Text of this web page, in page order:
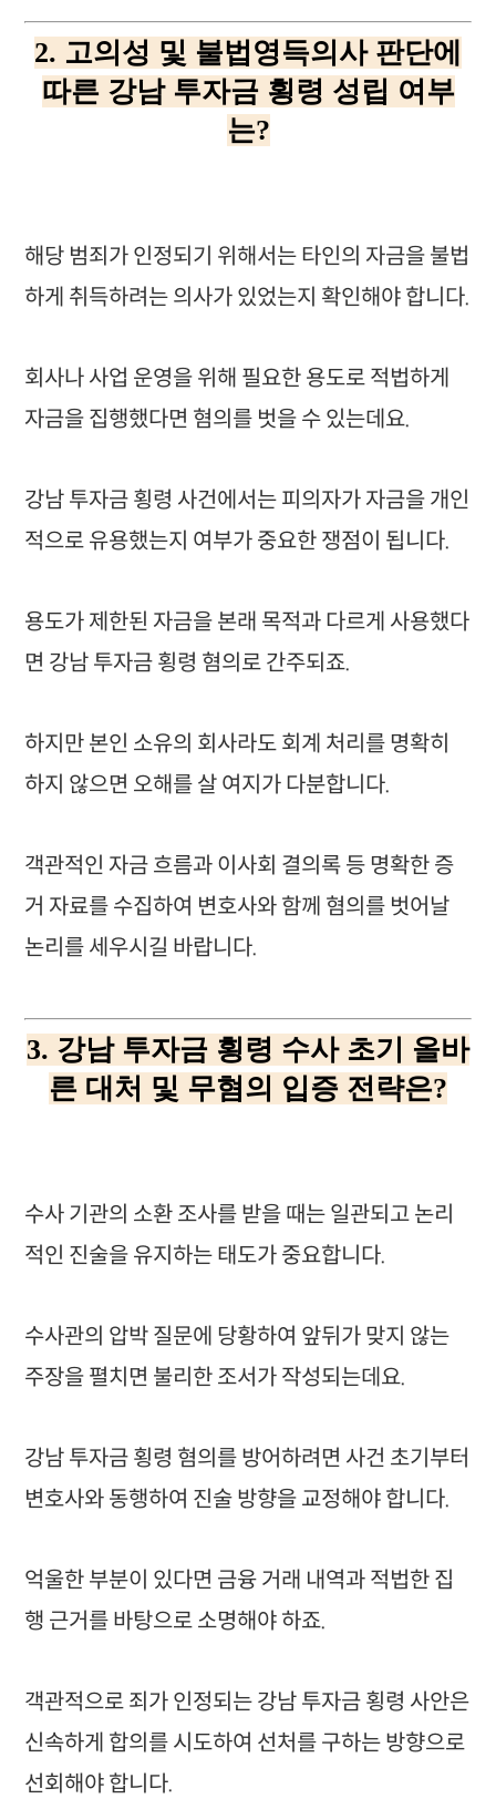
2. 고의성 및 불법영득의사 판단에
따른 강남 투자금 횡령 성립 여부
는?
해당 범죄가 인정되기 위해서는 타인의 자금을 불법
하게 취득하려는 의사가 있었는지 확인해야 합니다.
회사나 사업 운영을 위해 필요한 용도로 적법하게
자금을 집행했다면 혐의를 벗을 수 있는데요.
강남 투자금 횡령 사건에서는 피의자가 자금을 개인
적으로 유용했는지 여부가 중요한 쟁점이 됩니다.
용도가 제한된 자금을 본래 목적과 다르게 사용했다
면 강남 투자금 횡령 혐의로 간주되죠.
하지만 본인 소유의 회사라도 회계 처리를 명확히
하지 않으면 오해를 살 여지가 다분합니다.
객관적인 자금 흐름과 이사회 결의록 등 명확한 증
거 자료를 수집하여 변호사와 함께 혐의를 벗어날
논리를 세우시길 바랍니다.
3. 강남 투자금 횡령 수사 초기 올바
른 대처 및 무혐의 입증 전략은?
수사 기관의 소환 조사를 받을 때는 일관되고 논리
적인 진술을 유지하는 태도가 중요합니다.
수사관의 압박 질문에 당황하여 앞뒤가 맞지 않는
주장을 펼치면 불리한 조서가 작성되는데요.
강남 투자금 횡령 혐의를 방어하려면 사건 초기부터
변호사와 동행하여 진술 방향을 교정해야 합니다.
억울한 부분이 있다면 금융 거래 내역과 적법한 집
행 근거를 바탕으로 소명해야 하죠.
객관적으로 죄가 인정되는 강남 투자금 횡령 사안은
신속하게 합의를 시도하여 선처를 구하는 방향으로
선회해야 합니다.